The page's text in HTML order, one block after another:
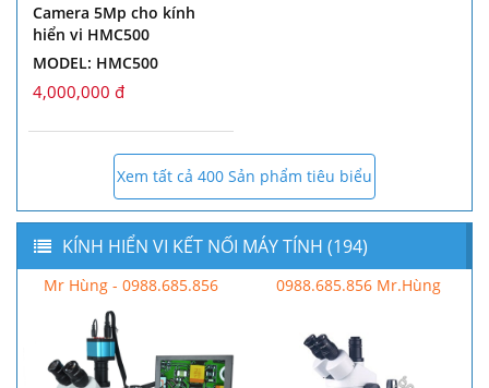
Camera 5Mp cho kính
hiển vi HMC500
MODEL: HMC500
4,000,000 đ
Xem tất cả 400 Sản phẩm tiêu biểu
KÍNH HIỂN VI KẾT NỐI MÁY TÍNH (194)
Mr Hùng - 0988.685.856 0988.685.856 Mr.Hùng